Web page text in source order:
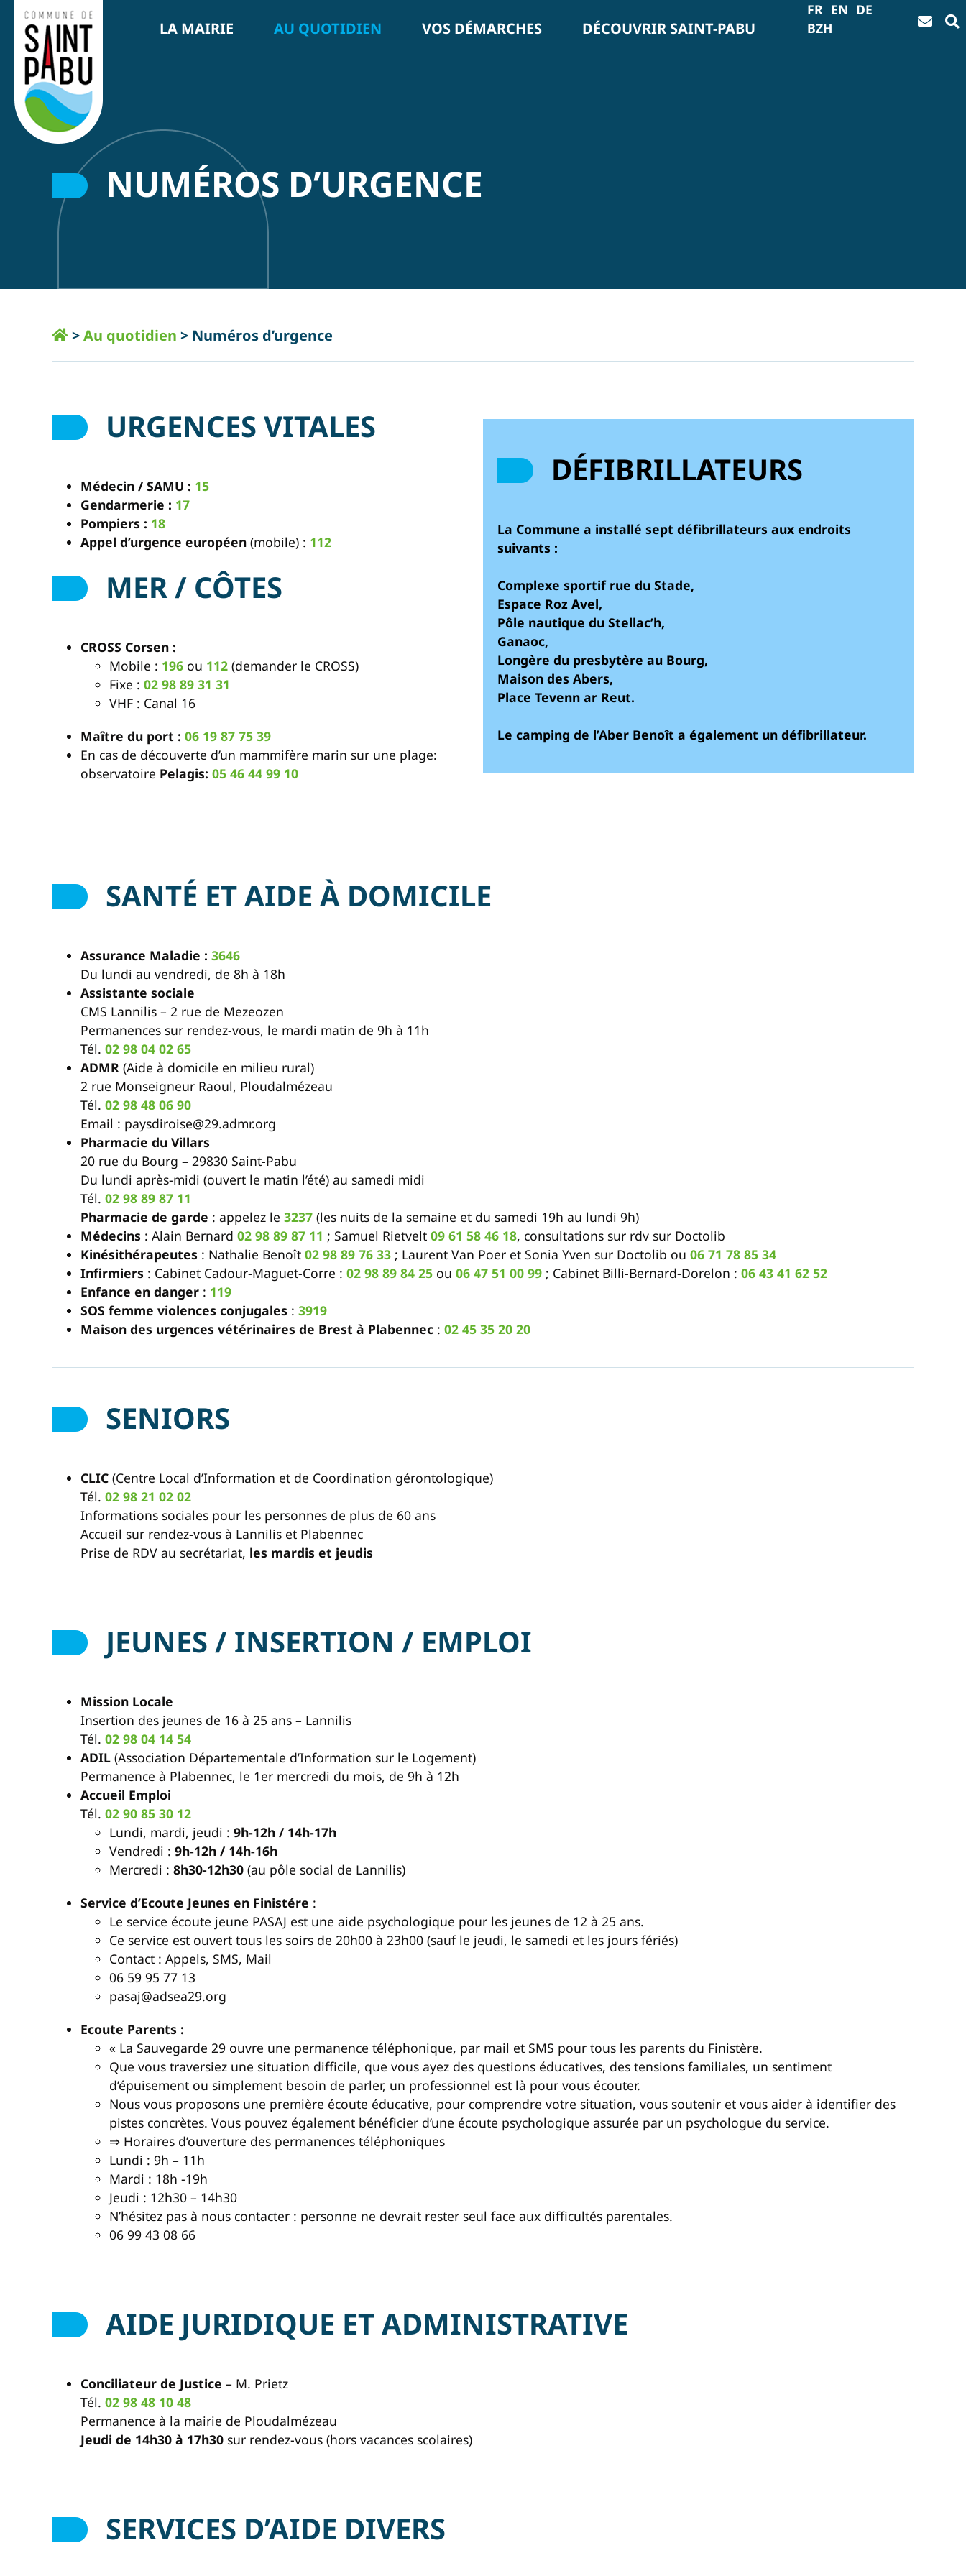
LA MAIRIE AU QUOTIDIEN VOS DÉMARCHES DÉCOUVRIR SAINT-PABU
FR EN DE
BZH
NUMÉROS D’URGENCE
>Au quotidien > Numéros d’urgence
URGENCES VITALES
Médecin / SAMU : 15
Gendarmerie : 17
Pompiers : 18
Appel d’urgence européen (mobile) : 112
MER / CÔTES
CROSS Corsen :
Mobile : 196 ou 112 (demander le CROSS)
Fixe : 02 98 89 31 31
VHF : Canal 16
Maître du port : 06 19 87 75 39
En cas de découverte d’un mammifère marin sur une plage:
observatoire Pelagis: 05 46 44 99 10
DÉFIBRILLATEURS
La Commune a installé sept défibrillateurs aux endroits
suivants :
Complexe sportif rue du Stade,
Espace Roz Avel,
Pôle nautique du Stellac’h,
Ganaoc,
Longère du presbytère au Bourg,
Maison des Abers,
Place Tevenn ar Reut.
Le camping de l’Aber Benoît a également un défibrillateur.
SANTÉ ET AIDE À DOMICILE
Assurance Maladie : 3646
Du lundi au vendredi, de 8h à 18h
Assistante sociale
CMS Lannilis – 2 rue de Mezeozen
Permanences sur rendez-vous, le mardi matin de 9h à 11h
Tél. 02 98 04 02 65
ADMR (Aide à domicile en milieu rural)
2 rue Monseigneur Raoul, Ploudalmézeau
Tél. 02 98 48 06 90
Email : paysdiroise@29.admr.org
Pharmacie du Villars
20 rue du Bourg – 29830 Saint-Pabu
Du lundi après-midi (ouvert le matin l’été) au samedi midi
Tél. 02 98 89 87 11
Pharmacie de garde : appelez le 3237 (les nuits de la semaine et du samedi 19h au lundi 9h)
Médecins : Alain Bernard 02 98 89 87 11 ; Samuel Rietvelt 09 61 58 46 18, consultations sur rdv sur Doctolib
Kinésithérapeutes : Nathalie Benoît 02 98 89 76 33 ; Laurent Van Poer et Sonia Yven sur Doctolib ou 06 71 78 85 34
Infirmiers : Cabinet Cadour-Maguet-Corre : 02 98 89 84 25 ou 06 47 51 00 99 ; Cabinet Billi-Bernard-Dorelon : 06 43 41 62 52
Enfance en danger : 119
SOS femme violences conjugales : 3919
Maison des urgences vétérinaires de Brest à Plabennec : 02 45 35 20 20
SENIORS
CLIC (Centre Local d’Information et de Coordination gérontologique)
Tél. 02 98 21 02 02
Informations sociales pour les personnes de plus de 60 ans
Accueil sur rendez-vous à Lannilis et Plabennec
Prise de RDV au secrétariat, les mardis et jeudis
JEUNES / INSERTION / EMPLOI
Mission Locale
Insertion des jeunes de 16 à 25 ans – Lannilis
Tél. 02 98 04 14 54
ADIL (Association Départementale d’Information sur le Logement)
Permanence à Plabennec, le 1er mercredi du mois, de 9h à 12h
Accueil Emploi
Tél. 02 90 85 30 12
Lundi, mardi, jeudi : 9h-12h / 14h-17h
Vendredi : 9h-12h / 14h-16h
Mercredi : 8h30-12h30 (au pôle social de Lannilis)
Service d’Ecoute Jeunes en Finistére :
Le service écoute jeune PASAJ est une aide psychologique pour les jeunes de 12 à 25 ans.
Ce service est ouvert tous les soirs de 20h00 à 23h00 (sauf le jeudi, le samedi et les jours fériés)
Contact : Appels, SMS, Mail
06 59 95 77 13
pasaj@adsea29.org
Ecoute Parents :
« La Sauvegarde 29 ouvre une permanence téléphonique, par mail et SMS pour tous les parents du Finistère.
Que vous traversiez une situation difficile, que vous ayez des questions éducatives, des tensions familiales, un sentiment
d’épuisement ou simplement besoin de parler, un professionnel est là pour vous écouter.
Nous vous proposons une première écoute éducative, pour comprendre votre situation, vous soutenir et vous aider à identifier des
pistes concrètes. Vous pouvez également bénéficier d’une écoute psychologique assurée par un psychologue du service.
⇒ Horaires d’ouverture des permanences téléphoniques
Lundi : 9h – 11h
Mardi : 18h -19h
Jeudi : 12h30 – 14h30
N’hésitez pas à nous contacter : personne ne devrait rester seul face aux difficultés parentales.
06 99 43 08 66
AIDE JURIDIQUE ET ADMINISTRATIVE
Conciliateur de Justice – M. Prietz
Tél. 02 98 48 10 48
Permanence à la mairie de Ploudalmézeau
Jeudi de 14h30 à 17h30 sur rendez-vous (hors vacances scolaires)
SERVICES D’AIDE DIVERS